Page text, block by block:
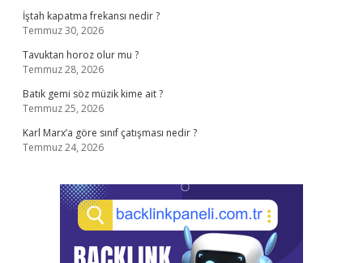
İştah kapatma frekansı nedir ?
Temmuz 30, 2026
Tavuktan horoz olur mu ?
Temmuz 28, 2026
Batık gemi söz müzik kime ait ?
Temmuz 25, 2026
Karl Marx’a göre sınıf çatışması nedir ?
Temmuz 24, 2026